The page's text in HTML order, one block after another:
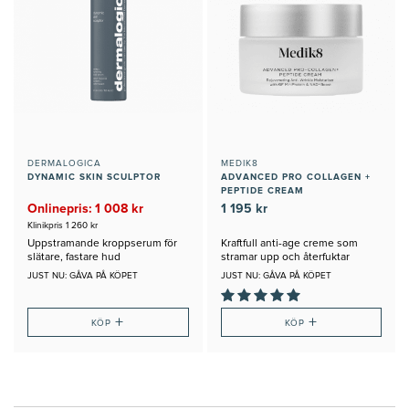
DERMALOGICA
DYNAMIC SKIN SCULPTOR
Onlinepris: 1 008 kr
Klinikpris 1 260 kr
Uppstramande kroppserum för
slätare, fastare hud
JUST NU: GÅVA PÅ KÖPET
KÖP+
MEDIK8
ADVANCED PRO COLLAGEN +
PEPTIDE CREAM
1 195 kr
Kraftfull anti-age creme som
stramar upp och återfuktar
JUST NU: GÅVA PÅ KÖPET
KÖP +